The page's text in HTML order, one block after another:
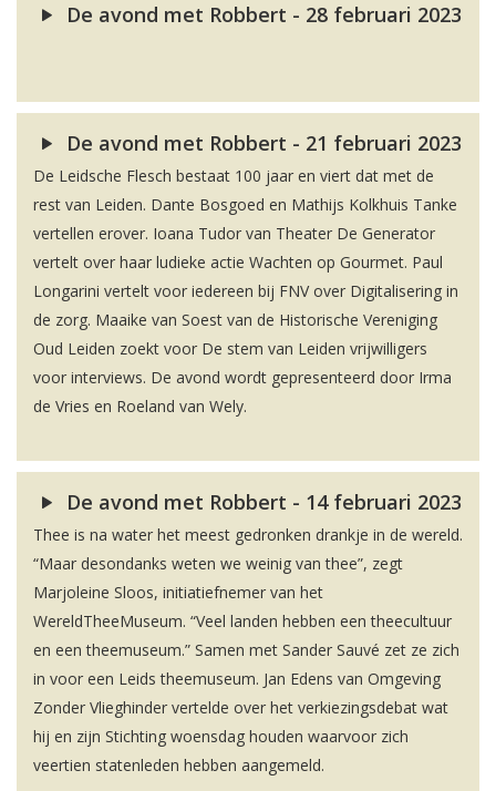
De avond met Robbert - 28 februari 2023
De avond met Robbert - 21 februari 2023
De Leidsche Flesch bestaat 100 jaar en viert dat met de
rest van Leiden. Dante Bosgoed en Mathijs Kolkhuis Tanke
vertellen erover. Ioana Tudor van Theater De Generator
vertelt over haar ludieke actie Wachten op Gourmet. Paul
Longarini vertelt voor iedereen bij FNV over Digitalisering in
de zorg. Maaike van Soest van de Historische Vereniging
Oud Leiden zoekt voor De stem van Leiden vrijwilligers
voor interviews. De avond wordt gepresenteerd door Irma
de Vries en Roeland van Wely.
De avond met Robbert - 14 februari 2023
Thee is na water het meest gedronken drankje in de wereld.
“Maar desondanks weten we weinig van thee”, zegt
Marjoleine Sloos, initiatiefnemer van het
WereldTheeMuseum. “Veel landen hebben een theecultuur
en een theemuseum.” Samen met Sander Sauvé zet ze zich
in voor een Leids theemuseum. Jan Edens van Omgeving
Zonder Vlieghinder vertelde over het verkiezingsdebat wat
hij en zijn Stichting woensdag houden waarvoor zich
veertien statenleden hebben aangemeld.